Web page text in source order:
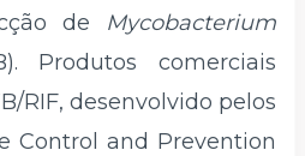
de Mycobacterium
Produtos comerciais
RIF, desenvolvido pelos
Control and Prevention